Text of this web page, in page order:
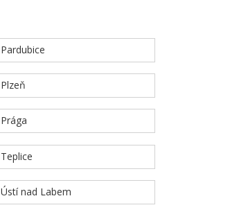
Pardubice
Plzeň
Prága
Teplice
Ústí nad Labem